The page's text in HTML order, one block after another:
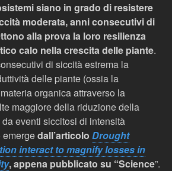
siano in grado di resistere
moderata, anni consecutivi di
alla prova la loro resilienza
calo nella crescita delle piante.
di siccità estrema la
delle piante (ossia la
organica attraverso la
maggiore della riduzione della
eventi siccitosi di intensità
emergedall’articolo Drought
interact to magnify losses in
, appena pubblicato su “Science”.